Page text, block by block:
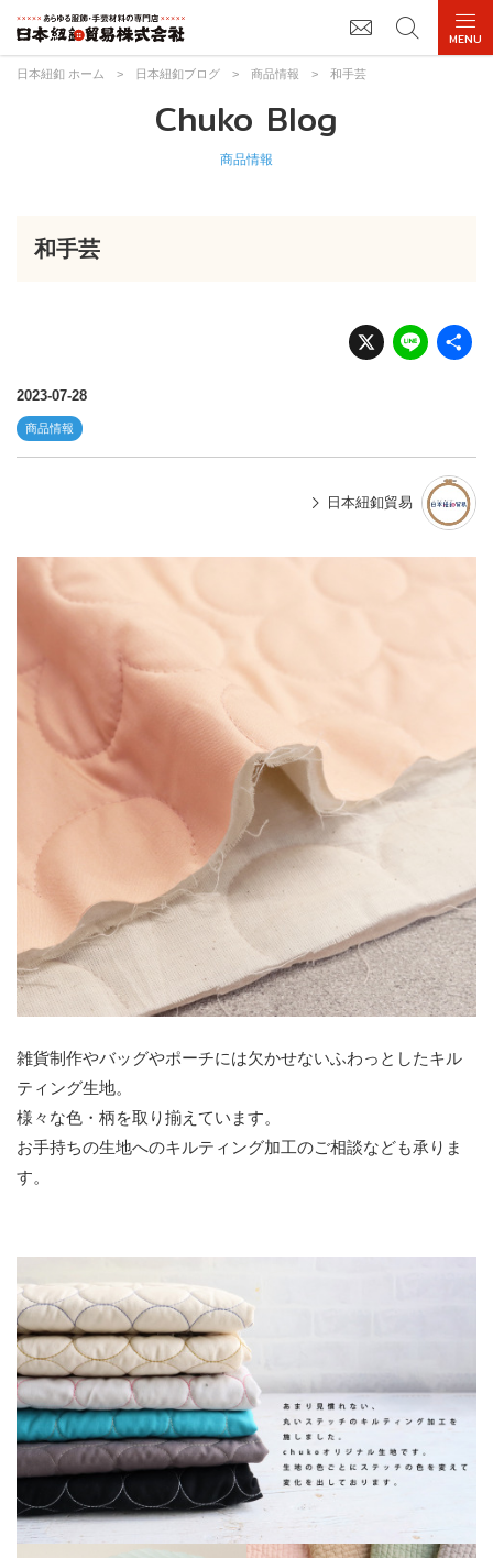
日本紐釦 ホーム > 日本紐釦ブログ > 商品情報 > 和手芸
Chuko Blog
商品情報
和手芸
X Li
n
2023-07-28
商品情報
日本紐釦貿易
雑貨制作やバッグやポーチには欠かせないふわっとしたキル
ティング生地。
様々な色・柄を取り揃えています。
お手持ちの生地へのキルティング加工のご相談なども承りま
す。